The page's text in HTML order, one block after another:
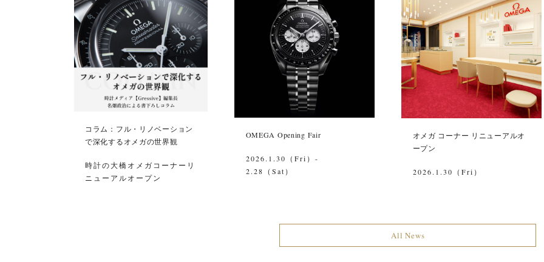
コラム：フル・リノベーション
で深化するオメガの世界観
時計の大橋オメガコーナーリ
ニューアルオープン
OMEGA Opening Fair
2026.1.30（Fri）-
2.28（Sat）
オメガ コーナー リニューアルオ
ープン
2026.1.30（Fri）
All News